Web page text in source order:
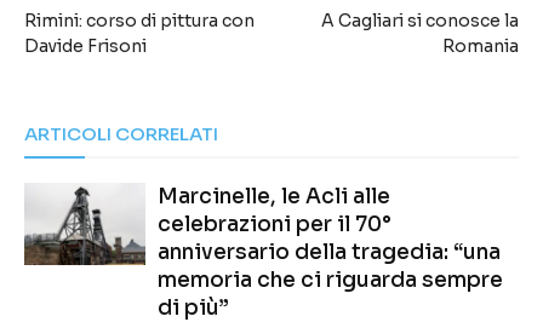
Rimini: corso di pittura con
Davide Frisoni
A Cagliari si conosce la
Romania
ARTICOLI CORRELATI
Marcinelle, le Acli alle
celebrazioni per il 70°
anniversario della tragedia: “una
memoria che ci riguarda sempre
di più”